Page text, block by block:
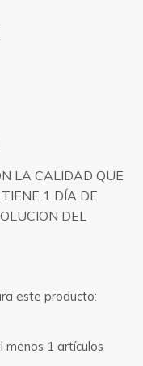
LA CALIDAD QUE
1 DÍA DE
DEL
este producto:
menos 1 artículos